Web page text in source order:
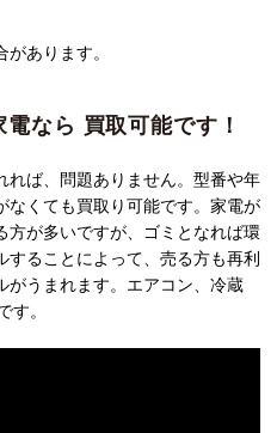
あります。
なら 買取可能です！
れば、問題ありません。型番や年
なくても買取り可能です。家電が
方が多いですが、ゴミとなれば環
ることによって、売る方も再利
がうまれます。エアコン、冷蔵
す。